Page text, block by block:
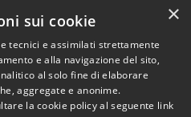
Copyright © 2026 • Città di
×
sui cookie
tecnici e assimilati strettamente
e alla navigazione del sito,
al solo fine di elaborare
aggregate e anonime.
la cookie policy al seguente link